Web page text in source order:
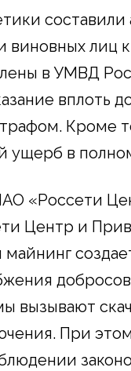
виновных лиц
в УМВД
вплоть
Кроме
ущерб в
«Россети
Центр и
вызывают
При